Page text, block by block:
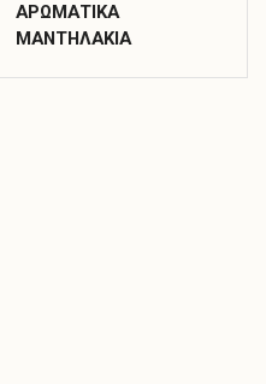
ΑΡΩΜΑΤΙΚΑ
ΜΑΝΤΗΛΑΚΙΑ